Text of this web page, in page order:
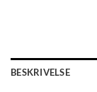
BESKRIVELSE